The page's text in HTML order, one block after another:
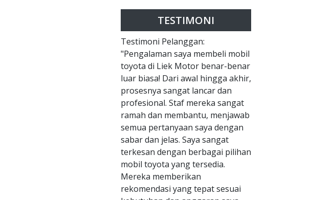
TESTIMONI
Testimoni Pelanggan:
"Pengalaman saya membeli mobil
toyota di Liek Motor benar-benar
luar biasa! Dari awal hingga akhir,
prosesnya sangat lancar dan
profesional. Staf mereka sangat
ramah dan membantu, menjawab
semua pertanyaan saya dengan
sabar dan jelas. Saya sangat
terkesan dengan berbagai pilihan
mobil toyota yang tersedia.
Mereka memberikan
rekomendasi yang tepat sesuai